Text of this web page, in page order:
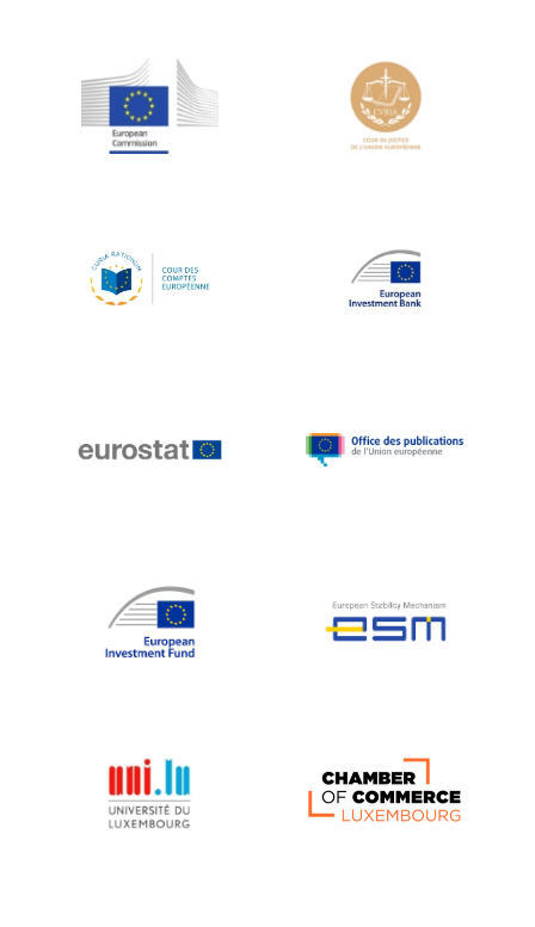
Jens Kreisel
Jeroen Dijsselbloem
Juan Manuel Fabra Vallés
Klaus Regling
Lars Heikensten
Laura Kovesi
Luc Frieden
Manolis Mavrommatis
Marc Lemaître